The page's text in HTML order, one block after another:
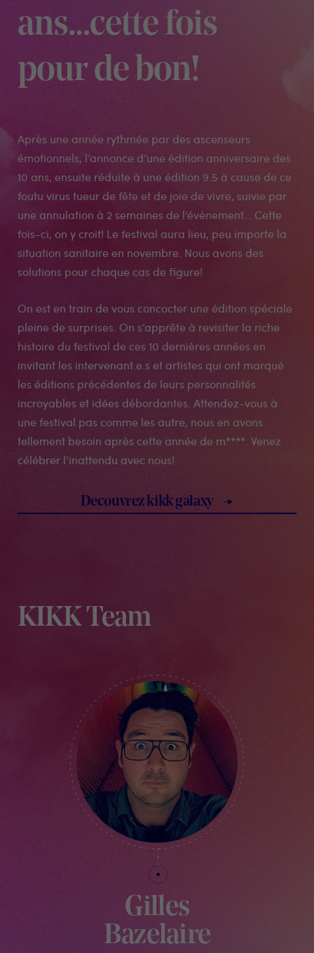
ans…cette fois
pour de bon!
Après une année rythmée par des ascenseurs
émotionnels, l’annonce d’une édition anniversaire des
10 ans, ensuite réduite à une édition 9.5 à cause de ce
foutu virus tueur de fête et de joie de vivre, suivie par
une annulation à 2 semaines de l’événement… Cette
fois-ci, on y croit! Le festival aura lieu, peu importe la
situation sanitaire en novembre. Nous avons des
solutions pour chaque cas de figure!
On est en train de vous concocter une édition spéciale
pleine de surprises. On s’apprête à revisiter la riche
histoire du festival de ces 10 dernières années en
invitant les intervenant.e.s et artistes qui ont marqué
les éditions précédentes de leurs personnalités
incroyables et idées débordantes. Attendez-vous à
une festival pas comme les autre, nous en avons
tellement besoin après cette année de m****. Venez
célébrer l’inattendu avec nous!
decouvrez kikk galaxy
KIKK Team
Gilles
Bazelaire